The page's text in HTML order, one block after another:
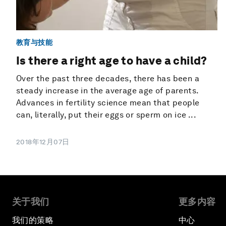
教育与技能
Is there a right age to have a child?
Over the past three decades, there has been a
steady increase in the average age of parents.
Advances in fertility science mean that people
can, literally, put their eggs or sperm on ice ...
2018年12月07日
关于我们
我们的策略
更多内容
中心